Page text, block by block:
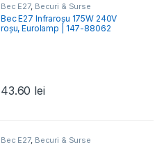
Bec E27, Becuri & Surse
Bec E27 Infraroșu 175W 240V
roșu, Eurolamp | 147-88062
43.60 lei
Bec E27, Becuri & Surse